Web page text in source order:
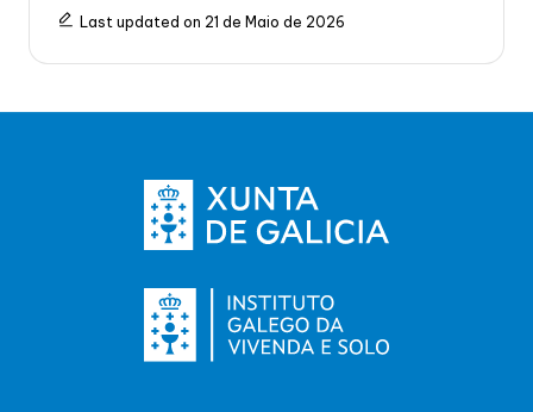
Last updated on 21 de Maio de 2026